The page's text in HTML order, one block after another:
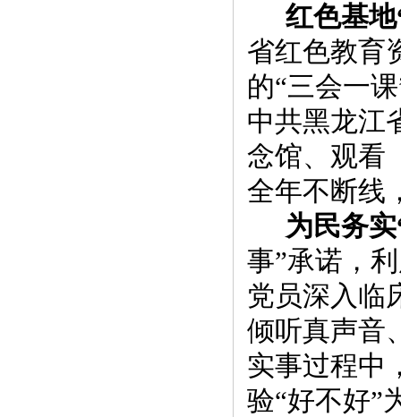
红色基地
省红色教育
的“三会一
中共黑龙江
念馆、观看
全年不断线
为民务实
事”承诺，
党员深入临
倾听真声音
实事过程中
验“好不好”